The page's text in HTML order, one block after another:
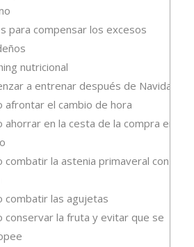
para compensar los excesos
nutricional
a entrenar después de Navidad
afrontar el cambio de hora
ahorrar en la cesta de la compra en
combatir la astenia primaveral con
combatir las agujetas
conservar la fruta y evitar que se